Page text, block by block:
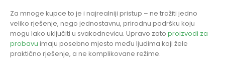
Za mnoge kupce to je i najrealniji pristup – ne tražiti jedno
veliko rješenje, nego jednostavnu, prirodnu podršku koju
mogu lako uključiti u svakodnevicu. Upravo zato proizvodi za
probavu imaju posebno mjesto među ljudima koji žele
praktično rješenje, a ne komplikovane režime.